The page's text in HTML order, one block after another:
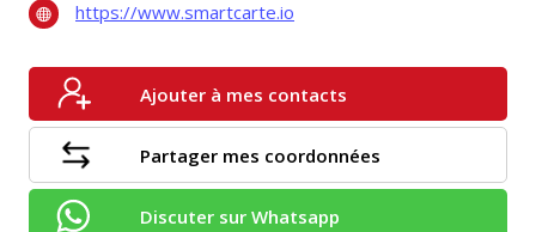
https://www.smartcarte.io
Ajouter à mes contacts
Partager mes coordonnées
Discuter sur Whatsapp